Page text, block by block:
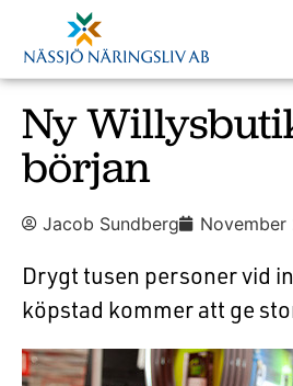
Ny
början
Jacob Sundberg November
Drygt tusen personer vid
köpstad kommer att ge